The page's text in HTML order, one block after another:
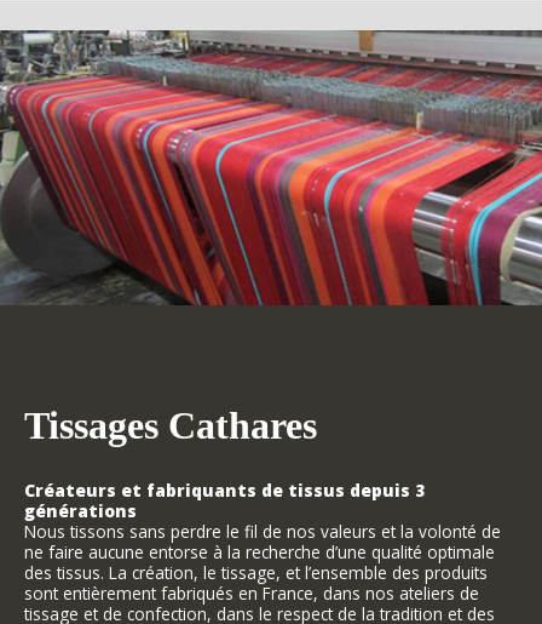
Tissages Cathares
Créateurs et fabriquants de tissus depuis 3
générations
Nous tissons sans perdre le fil de nos valeurs et la volonté de
ne faire aucune entorse à la recherche d’une qualité optimale
des tissus. La création, le tissage, et l’ensemble des produits
sont entièrement fabriqués en France, dans nos ateliers de
tissage et de confection, dans le respect de la tradition et des